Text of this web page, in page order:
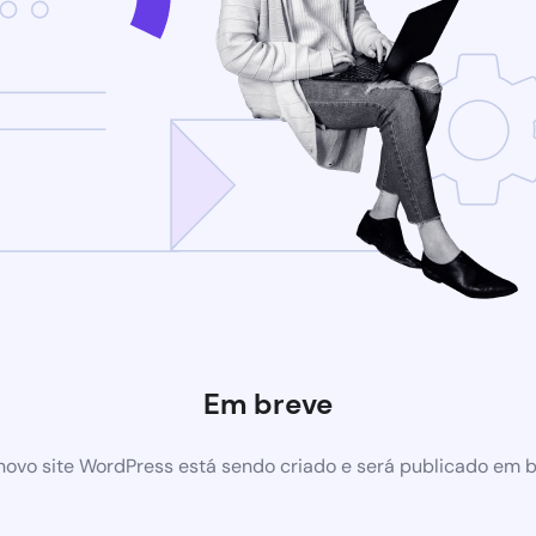
Em breve
site WordPress está sendo criado e será publicado em